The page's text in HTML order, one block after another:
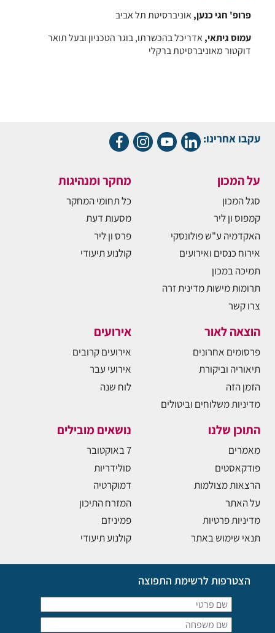
פרופ' חגי כנען,אוניברסיטת תל אביב
עמוס גיתאי,אדריכל בהכשרתו, בוגר הטכניון ובעל תואר
דוקטור מאוניברסיטת ברקלי
עקבו אחרינו:
על המכון
סגל המכון
קמפוס ון ליר
האקדמיה ע"ש פולונסקי
אירוח כנסים ואירועים
תמיכה במכון
תרומות מישות מדינית זרה
צרו קשר
מחקר ומנהיגות
כל תחומי המחקר
מסעות דעת
פרס ון ליר
קולנוע תיעודי
הוצאה לאור
פרסומים אחרונים
תיאוריה וביקורת
הזמן הזה
מדיניות משלוחים וביטולים
אירועים
אירועים קרובים
אירועי עבר
לוח שנה
התוכן שלנו
מאמרים
פודקאסטים
הרצאות מצולמות
על האתר
מדיניות פרטיות
תנאי שימוש באתר
נושאים מובילים
7 באוקטובר
סולידריות
דמוקרטיה
המזרח התיכון
פמיניזם
קולנוע תיעודי
הצטרפות לרשימת התפוצה